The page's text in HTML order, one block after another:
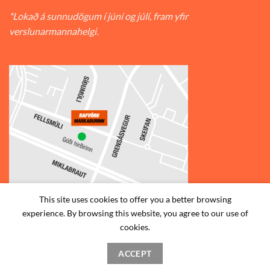
*Lokað á sunnudögum í júní og júlí, fram yfir
verslunarmannahelgi.
© 2026Rafvörumarkaðurinn v/Fellsmúla | Síðumúla 34, 108
Reykjavík | S: 585-2888 |
HAFA SAMBAND
This site uses cookies to offer you a better browsing
experience. By browsing this website, you agree to our use of
cookies.
ACCEPT